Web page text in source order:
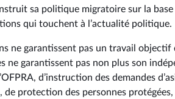
sa politique migratoire sur la
qui touchent à l’actualité politique.
ne garantissent pas un travail
ne garantissent pas non plus son
d’instruction des demandes
de protection des personnes